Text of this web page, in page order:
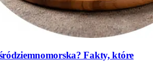
Fakty, które